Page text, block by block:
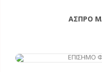
ΑΣΠΡΟ